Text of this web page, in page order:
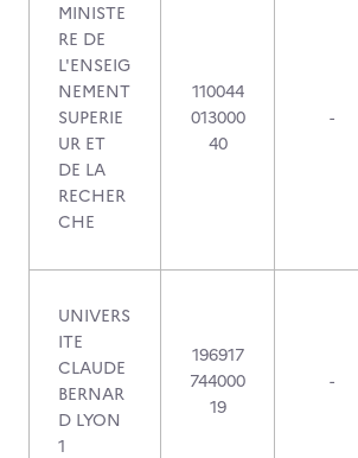
MINISTE
RE DE
L'ENSEIG
NEMENT
SUPERIE
UR ET
DE LA
RECHER
CHE
110044
013000
40
-
UNIVERS
ITE
CLAUDE
BERNAR
D LYON
1
196917
744000
19
-